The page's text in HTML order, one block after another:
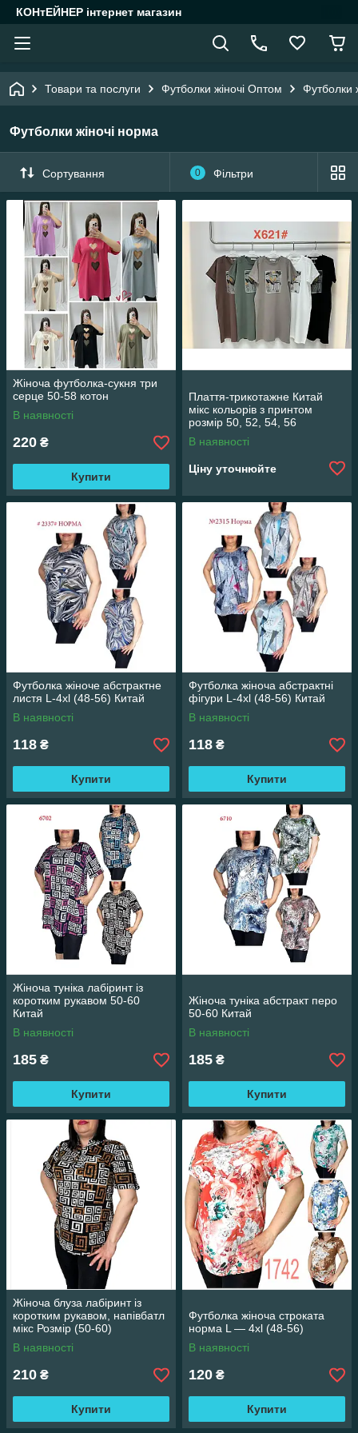
КОНтЕЙНЕР інтернет магазин
Товари та послуги Футболки жіночі Оптом Футболки
Футболки жіночі норма
Сортування 0 Фільтри
Жіноча футболка-сукня три
серце 50-58 котон
В наявності
220 ₴
Купити
Плаття-трикотажне Китай
мікс кольорів з принтом
розмір 50, 52, 54, 56
В наявності
Ціну уточнюйте
Футболка жіноче абстрактне
листя L-4xl (48-56) Китай
В наявності
118 ₴
Купити
Футболка жіноча абстрактні
фігури L-4xl (48-56) Китай
В наявності
118 ₴
Купити
Жіноча туніка лабіринт із
коротким рукавом 50-60
Китай
В наявності
185 ₴
Купити
Жіноча туніка абстракт перо
50-60 Китай
В наявності
185 ₴
Купити
Жіноча блуза лабіринт із
коротким рукавом, напівбатл
мікс Розмір (50-60)
В наявності
210 ₴
Купити
Футболка жіноча строката
норма L — 4xl (48-56)
В наявності
120 ₴
Купити